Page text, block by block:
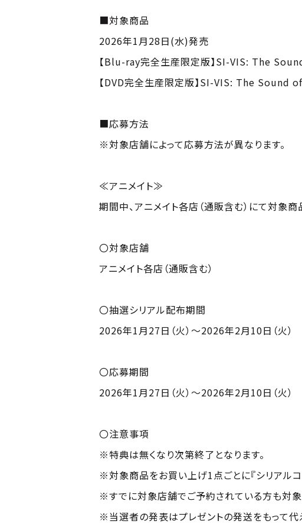
■対象商品
2026年1月28日(水)発売
【Blu-ray完全生産限定版】SI-VIS: The
【DVD完全生産限定版】SI-VIS: The
■応募方法
※対象店舗によって応募方法が異なります。
≪アニメイト≫
期間中、アニメイト各店（通販含む）にて対象
〇対象店舗
アニメイト各店（通販含む）
〇抽選シリアル配布期間
2026年1月27日（火）～2026年2月10日（火）
〇応募期間
2026年1月27日（火）～2026年2月10日（火）
〇注意事項
※特典は無くなり次第終了となります。
※対象商品をお買い上げ1点ごとに『シリアル
※すでに対象店舗でご予約されている方も対象
※当選者の発表はプレゼントの発送をもって代